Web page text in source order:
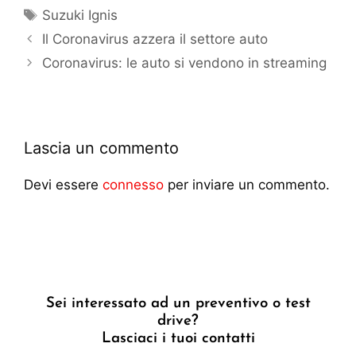
Suzuki Ignis
Il Coronavirus azzera il settore auto
Coronavirus: le auto si vendono in streaming
Lascia un commento
Devi essere connesso per inviare un commento.
Sei interessato ad un preventivo o test
drive?
Lasciaci i tuoi contatti